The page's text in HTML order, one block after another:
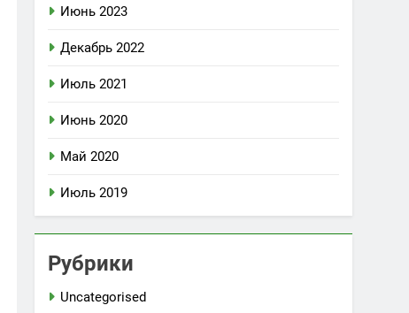
Июнь 2023
Декабрь 2022
Июль 2021
Июнь 2020
Май 2020
Июль 2019
Рубрики
Uncategorised